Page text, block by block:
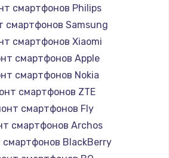
вебкамеры
Заказать
драйверов
Заказать
смартфонов Philips
смартфонов Samsung
смартфонов Xiaomi
смартфонов Apple
смартфонов Nokia
смартфонов ZTE
смартфонов Fly
смартфонов Archos
смартфонов BlackBerry